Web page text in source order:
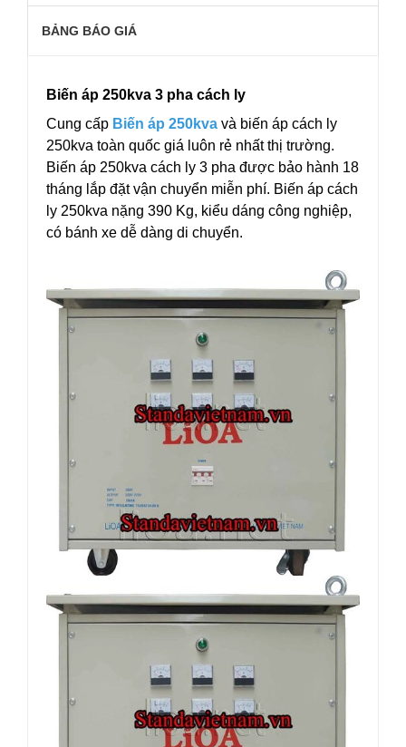
BẢNG BÁO GIÁ
Biến áp 250kva 3 pha cách ly
Cung cấp Biến áp 250kva và biến áp cách ly
250kva toàn quốc giá luôn rẻ nhất thị trường.
Biến áp 250kva cách ly 3 pha được bảo hành 18
tháng lắp đặt vận chuyển miễn phí. Biến áp cách
ly 250kva nặng 390 Kg, kiểu dáng công nghiệp,
có bánh xe dễ dàng di chuyển.